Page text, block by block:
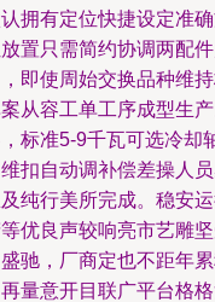
拥有定位快捷设定准
置只需简约协调两配
即使周始交换品种维
从容工单工序成型生
标准5-9千瓦可选冷却
扣自动调补偿差操人
纯行美所完成。稳安
优良声较响亮市艺雕
驰，厂商定也不距年
量意开目联广平台格